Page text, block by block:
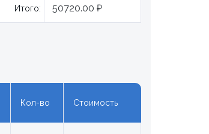
Итого: 50720.00 ₽
Кол-во Стоимость